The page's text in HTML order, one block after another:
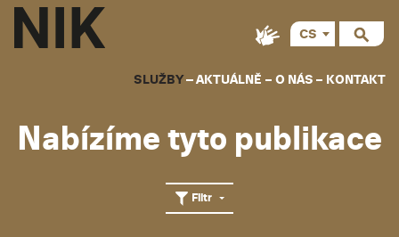
SLUŽBY AKTUÁLNĚ O NÁS KONTAKT
CS
Nabízíme tyto publikace
Filtr